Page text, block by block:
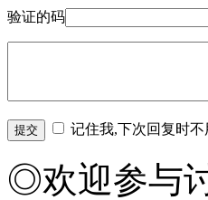
验证的码
记住我,下次回复时
◎欢迎参与